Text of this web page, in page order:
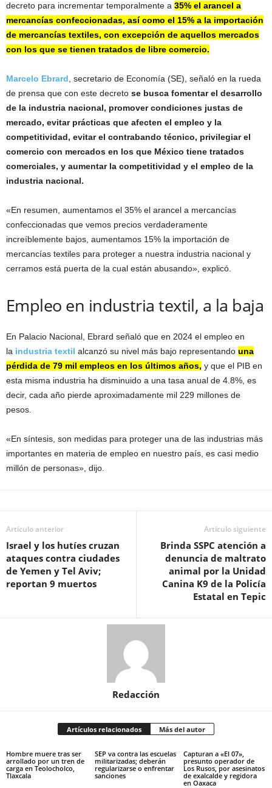
decreto para incrementar temporalmente a 35% el arancel a
mercancías confeccionadas, así como el 15% a la importación
de mercancías textiles, con excepción de aquellos mercados
con los que se tienen tratados de libre comercio.
Marcelo Ebrard , secretario de Economía (SE), señaló en la rueda
de prensa que con este decreto se busca fomentar el desarrollo
de la industria nacional, promover condiciones justas de
mercado, evitar prácticas que afecten el empleo y la
competitividad, evitar el contrabando técnico, privilegiar el
comercio con mercados en los que México tiene tratados
comerciales, y aumentar la competitividad y el empleo de la
industria nacional.
«En resumen, aumentamos el 35% el arancel a mercancías
confeccionadas que vemos precios verdaderamente
increíblemente bajos, aumentamos 15% la importación de
mercancías textiles para proteger a nuestra industria nacional y
cerramos está puerta de la cual están abusando», explicó.
Empleo en industria textil, a la baja
En Palacio Nacional, Ebrard señaló que en 2024 el empleo en
la industria textil alcanzó su nivel más bajo representando una
pérdida de 79 mil empleos en los últimos años, y que el PIB en
esta misma industria ha disminuido a una tasa anual de 4.8%, es
decir, cada año pierde aproximadamente mil 229 millones de
pesos.
«En síntesis, son medidas para proteger una de las industrias más
importantes en materia de empleo en nuestro país, es casi medio
millón de personas», dijo.
Artículo anterior
Israel y los hutíes cruzan
ataques contra ciudades
de Yemen y Tel Aviv;
reportan 9 muertos
Artículo siguiente
Brinda SSPC atención a
denuncia de maltrato
animal por la Unidad
Canina K9 de la Policía
Estatal en Tepic
Redacción
Artículos relacionados Más del autor
Hombre muere tras ser
arrollado por un tren de
carga en Teolocholco,
Tlaxcala
SEP va contra las escuelas
militarizadas; deberán
regularizarse o enfrentar
sanciones
Capturan a «El 07»,
presunto operador de
Los Rusos, por asesinatos
de exalcalde y regidora
en Oaxaca